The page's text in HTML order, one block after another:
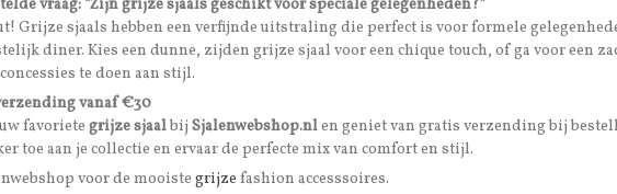
vraag: “Zijn grijze sjaals geschikt voor speciale gelegenheden?”
Grijze sjaals hebben een verfijnde uitstraling die perfect is voor formele
diner. Kies een dunne, zijden grijze sjaal voor een chique touch, of ga voor een
te doen aan stijl.
vanaf €30
favoriete grijze sjaalbij Sjalenwebshop.nlen geniet van gratis verzending bij
toe aan je collectie en ervaar de perfecte mix van comfort en stijl.
voor de mooiste grijze fashion accesssoires.